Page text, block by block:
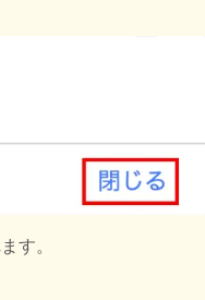
す。